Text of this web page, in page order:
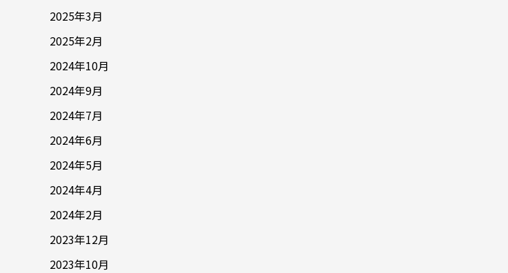
2025年3月
2025年2月
2024年10月
2024年9月
2024年7月
2024年6月
2024年5月
2024年4月
2024年2月
2023年12月
2023年10月